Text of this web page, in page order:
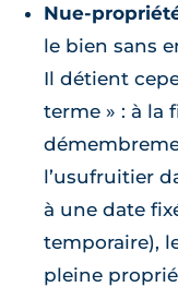
Nue-
le bien sans
Il détient
terme » : à la
l’usufruitier
à une date
temporaire),
pleine